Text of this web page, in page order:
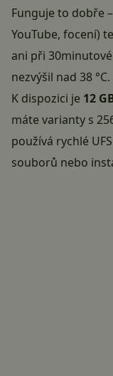
Funguje to dobře
YouTube, focení)
ani při
nezvýšil nad 38 °C.
K dispozici je 12
máte varianty s
používá rychlé
souborů nebo